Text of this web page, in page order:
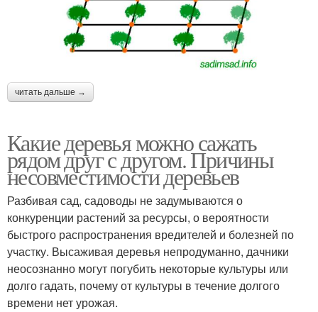
читать дальше →
Какие деревья можно сажать
рядом друг с другом. Причины
несовместимости деревьев
Разбивая сад, садоводы не задумываются о
конкуренции растений за ресурсы, о вероятности
быстрого распространения вредителей и болезней по
участку. Высаживая деревья непродуманно, дачники
неосознанно могут погубить некоторые культуры или
долго гадать, почему от культуры в течение долгого
времени нет урожая.